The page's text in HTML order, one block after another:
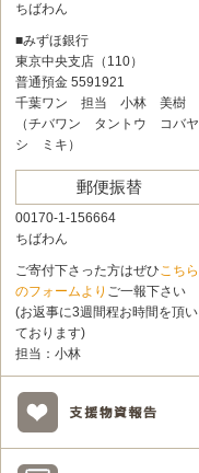
ちばわん
■みずほ銀行
東京中央支店（110）
普通預金 5591921
千葉ワン 担当 小林 美樹
（チバワン タントウ コバヤ
シ ミキ）
郵便振替
00170-1-156664
ちばわん
ご寄付下さった方はぜひこちら
のフォームより ご一報下さい
(お返事に3週間程お時間を頂い
ております)
担当：小林